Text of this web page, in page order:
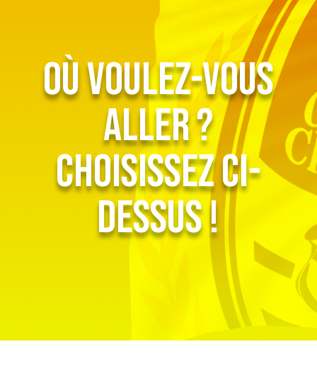
Où voulez-vous
aller ?
Choisissez ci-
dessus !